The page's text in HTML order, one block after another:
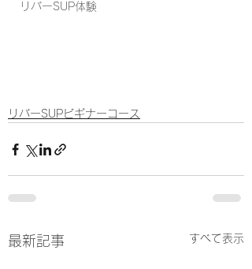
リバーSUP体験
リバーSUPビギナーコース
最新記事 すべて表示